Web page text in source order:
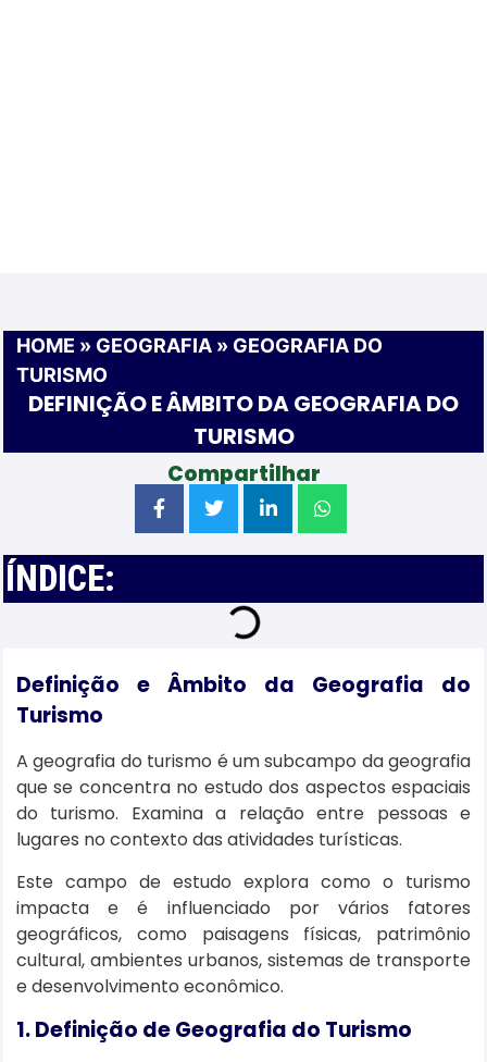
HOME » GEOGRAFIA » GEOGRAFIA DO
TURISMO
DEFINIÇÃO E ÂMBITO DA GEOGRAFIA DO
TURISMO
Compartilhar
ÍNDICE:
Definição e Âmbito da Geografia do
Turismo
A geografia do turismo é um subcampo da geografia
que se concentra no estudo dos aspectos espaciais
do turismo. Examina a relação entre pessoas e
lugares no contexto das atividades turísticas.
Este campo de estudo explora como o turismo
impacta e é influenciado por vários fatores
geográficos, como paisagens físicas, patrimônio
cultural, ambientes urbanos, sistemas de transporte
e desenvolvimento econômico.
1. Definição de Geografia do Turismo